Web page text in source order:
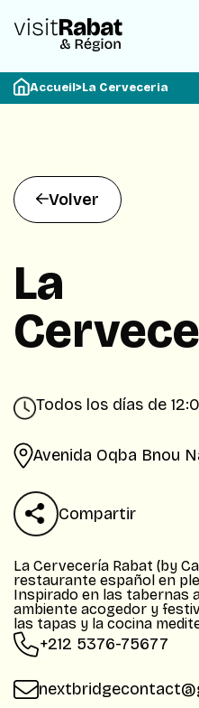
Accueil>La Cerveceria
Volver
La
Todos los días de
Avenida Oqba Bnou
Compartir
La Cervecería Rabat (by
restaurante español en
Inspirado en las tabernas
ambiente acogedor y
las tapas y la cocina
+212 5376-75677